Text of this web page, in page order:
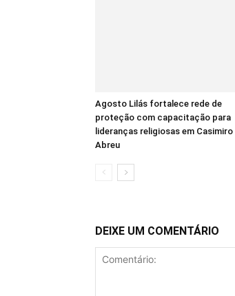
Agosto Lilás fortalece rede de
proteção com capacitação para
lideranças religiosas em Casimiro
Abreu
DEIXE UM COMENTÁRIO